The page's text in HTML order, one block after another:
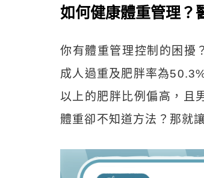
如何健康體重管理？
你有體重管理控制的困擾
成人過重及肥胖率為
以上的肥胖比例偏高，且
體重卻不知道方法？那就